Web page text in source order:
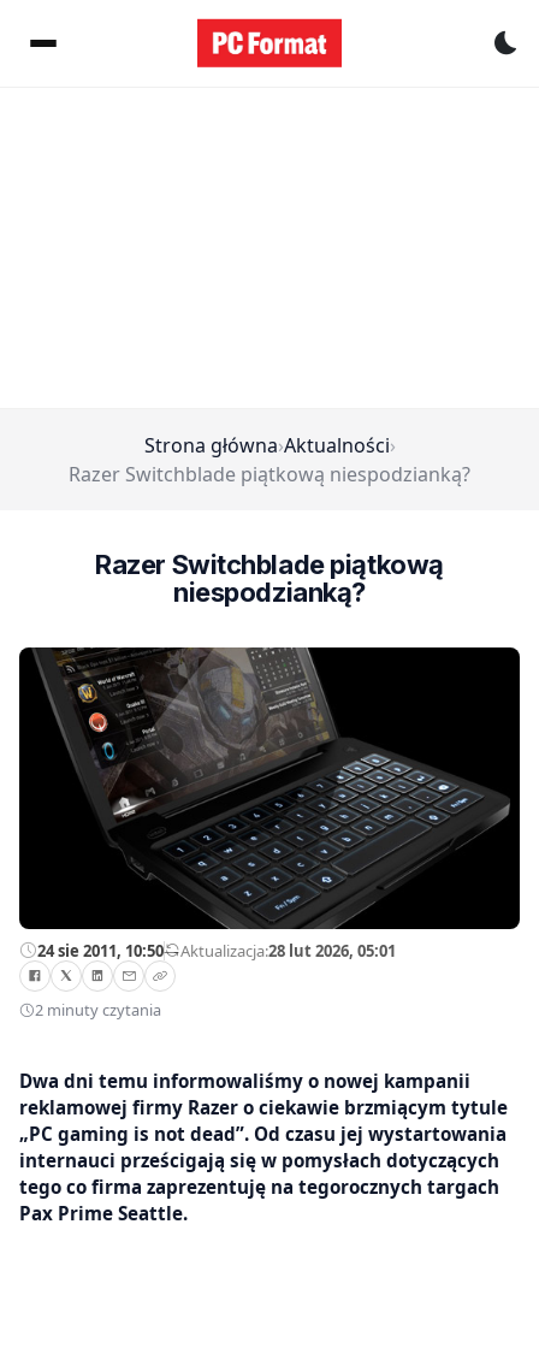
Strona główna›Aktualności›
Razer Switchblade piątkową niespodzianką?
Razer Switchblade piątkową
niespodzianką?
24 sie 2011, 10:50—Aktualizacja:28 lut 2026, 05:01
2 minuty czytania
Dwa dni temu informowaliśmy o nowej kampanii
reklamowej firmy Razer o ciekawie brzmiącym tytule
„PC gaming is not dead”. Od czasu jej wystartowania
internauci prześcigają się w pomysłach dotyczących
tego co firma zaprezentuję na tegorocznych targach
Pax Prime Seattle.